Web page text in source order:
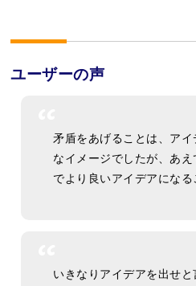
ユーザーの声
矛盾をあげることは、アイ
なイメージでしたが、あ
でより良いアイデアになる
いきなりアイデアを出せ